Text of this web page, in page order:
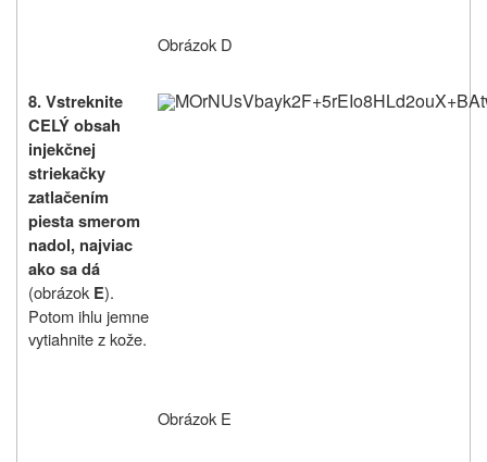
Obrázok D
8.Vstreknite
CELÝ obsah
injekčnej
striekačky
zatlačením
piesta smerom
nadol, najviac
ako sa dá
(obrázok E).
Potom ihlu jemne
vytiahnite z kože.
Obrázok E